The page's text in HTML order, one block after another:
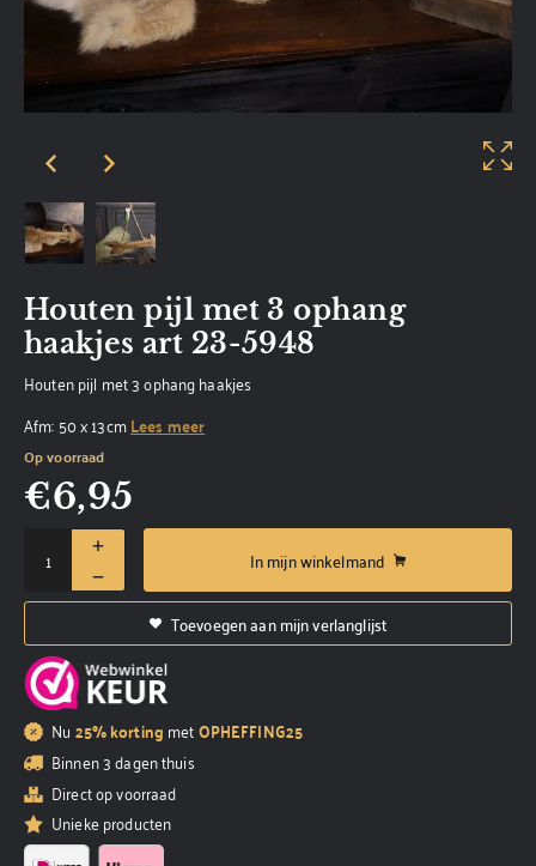
Houten pijl met 3 ophang
haakjes art 23-5948
Houten pijl met 3 ophang haakjes
Afm: 50 x 13cmLees meer
Op voorraad
€6,95
In mijn winkelmand
Toevoegen aan mijn verlanglijst
Nu 25% korting metOPHEFFING25
Binnen 3 dagen thuis
Direct op voorraad
Unieke producten